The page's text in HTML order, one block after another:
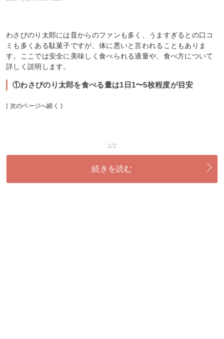
わさびのり太郎には昔からのファンも多く、うますぎるとの口コ
ミも多くある駄菓子ですが、体に悪いと言われることもありま
す。ここでは安全に美味しく食べられる適量や、食べ方について
詳しく説明します。
①わさびのり太郎を食べる量は1日1〜5枚程度が目安
( 次のページへ続く )
1/2
続きを読む